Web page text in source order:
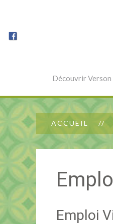
Découvrir Verson
ACCUEIL
Emploi